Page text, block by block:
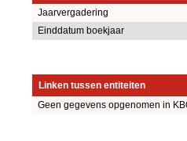
Jaarvergadering
Einddatum boekjaar
Linken tussen entiteiten
Geen gegevens opgenomen in